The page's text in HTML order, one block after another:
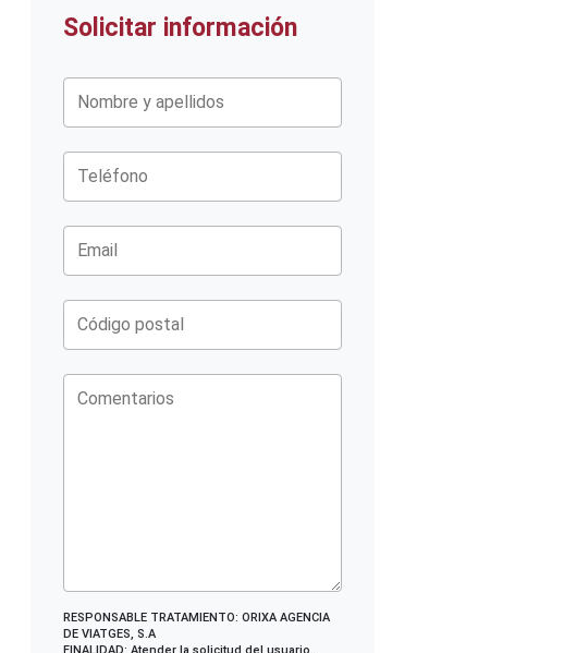
Solicitar información
RESPONSABLE TRATAMIENTO: ORIXA AGENCIA
DE VIATGES, S.A